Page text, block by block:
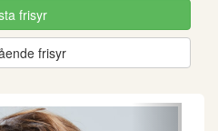
frisyr
frisyr